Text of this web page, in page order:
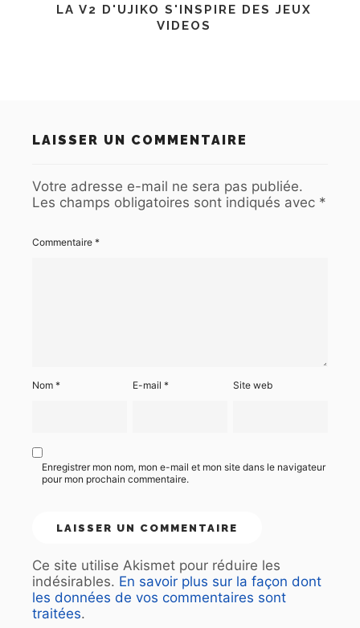
LA V2 D'UJIKO S'INSPIRE DES JEUX
VIDEOS
LAISSER UN COMMENTAIRE
Votre adresse e-mail ne sera pas publiée.
Les champs obligatoires sont indiqués avec *
Commentaire *
Nom * E-mail* Site web
Enregistrer mon nom, mon e-mail et mon site dans le navigateur
pour mon prochain commentaire.
Ce site utilise Akismet pour réduire les
indésirables. En savoir plus sur la façon dont
les données de vos commentaires sont
traitées.